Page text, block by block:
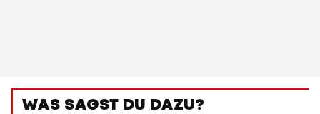
WAS SAGST DU DAZU?